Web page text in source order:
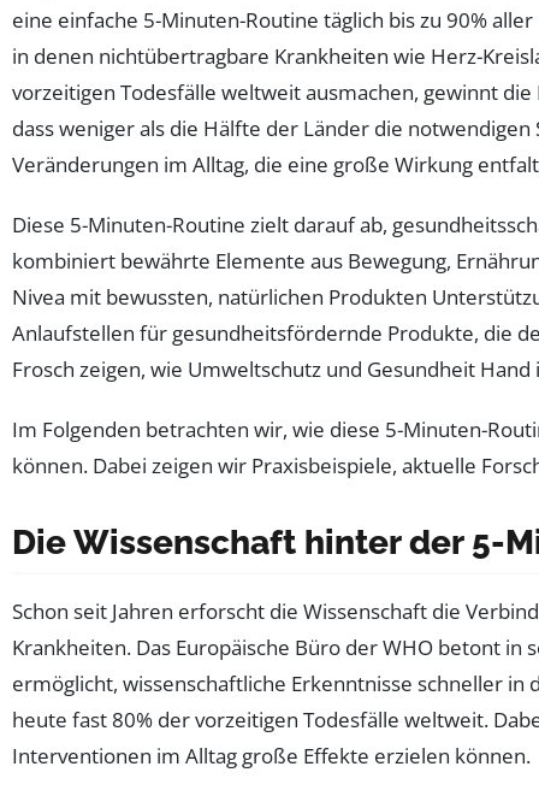
eine einfache 5-Minuten-Routine täglich bis zu 90%
in denen nichtübertragbare Krankheiten wie Herz-
vorzeitigen Todesfälle weltweit ausmachen, gewinnt
dass weniger als die Hälfte der Länder die
Veränderungen im Alltag, die eine große Wirkung
Diese 5-Minuten-Routine zielt darauf ab,
kombiniert bewährte Elemente aus Bewegung,
Nivea mit bewussten, natürlichen Produkten
Anlaufstellen für gesundheitsfördernde Produkte, die
Frosch zeigen, wie Umweltschutz und Gesundheit
Im Folgenden betrachten wir, wie diese 5-Minuten-
können. Dabei zeigen wir Praxisbeispiele, aktuelle
Die Wissenschaft hinter der 5-
Schon seit Jahren erforscht die Wissenschaft die
Krankheiten. Das Europäische Büro der WHO betont
ermöglicht, wissenschaftliche Erkenntnisse schneller
heute fast 80% der vorzeitigen Todesfälle weltweit.
Interventionen im Alltag große Effekte erzielen können.